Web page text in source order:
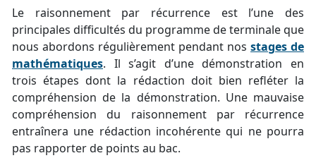
Le raisonnement par récurrence est l’une des
principales difficultés du programme de terminale que
nous abordons régulièrement pendant nos stages de
mathématiques. Il s’agit d’une démonstration en
trois étapes dont la rédaction doit bien refléter la
compréhension de la démonstration. Une mauvaise
compréhension du raisonnement par récurrence
entraînera une rédaction incohérente qui ne pourra
pas rapporter de points au bac.